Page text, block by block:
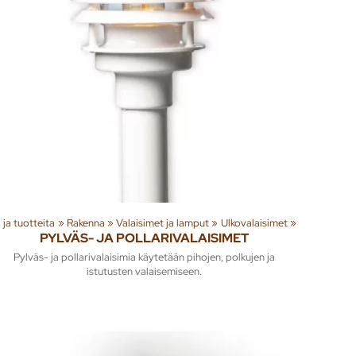
‪» Rakenna ‪»Valaisimet ja lamput‪» Ulkovalaisimet‪»
PYLVÄS- JA POLLARIVALAISIMET
Pylväs- ja pollarivalaisimia käytetään pihojen, polkujen ja
istutusten valaisemiseen.